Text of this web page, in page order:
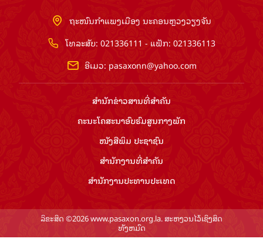
ຖະໜົນກຳແພງເມືອງ ນະຄອນຫຼວງວຽງຈັນ
ໂທລະສັບ: 021336111 - ແຟັກ: 021336113
ອີເມວ: pasaxonn@yahoo.com
ສຳ​ນັກ​ຂ່າວ​ສານ​ທີ່​ສຳ​ຄັນ​
ຄະນະໂຄສະນາອົບຮົມ​ສູນ​ກາງ​ພັກ
ໜັງສືພິມ ປະ​ຊາ​ຊົນ
ສຳ​ນັກ​ງານ​ທີ່​ສຳ​ຄັນ
ສຳ​ນັກ​ງານ​ປະ​ທານ​ປະ​ເທດ
ລິຂະສິດ ©2026 www.pasaxon.org.la. ສະຫງວນໄວ້ເຊິງສິດ
ທັງຫມົດ